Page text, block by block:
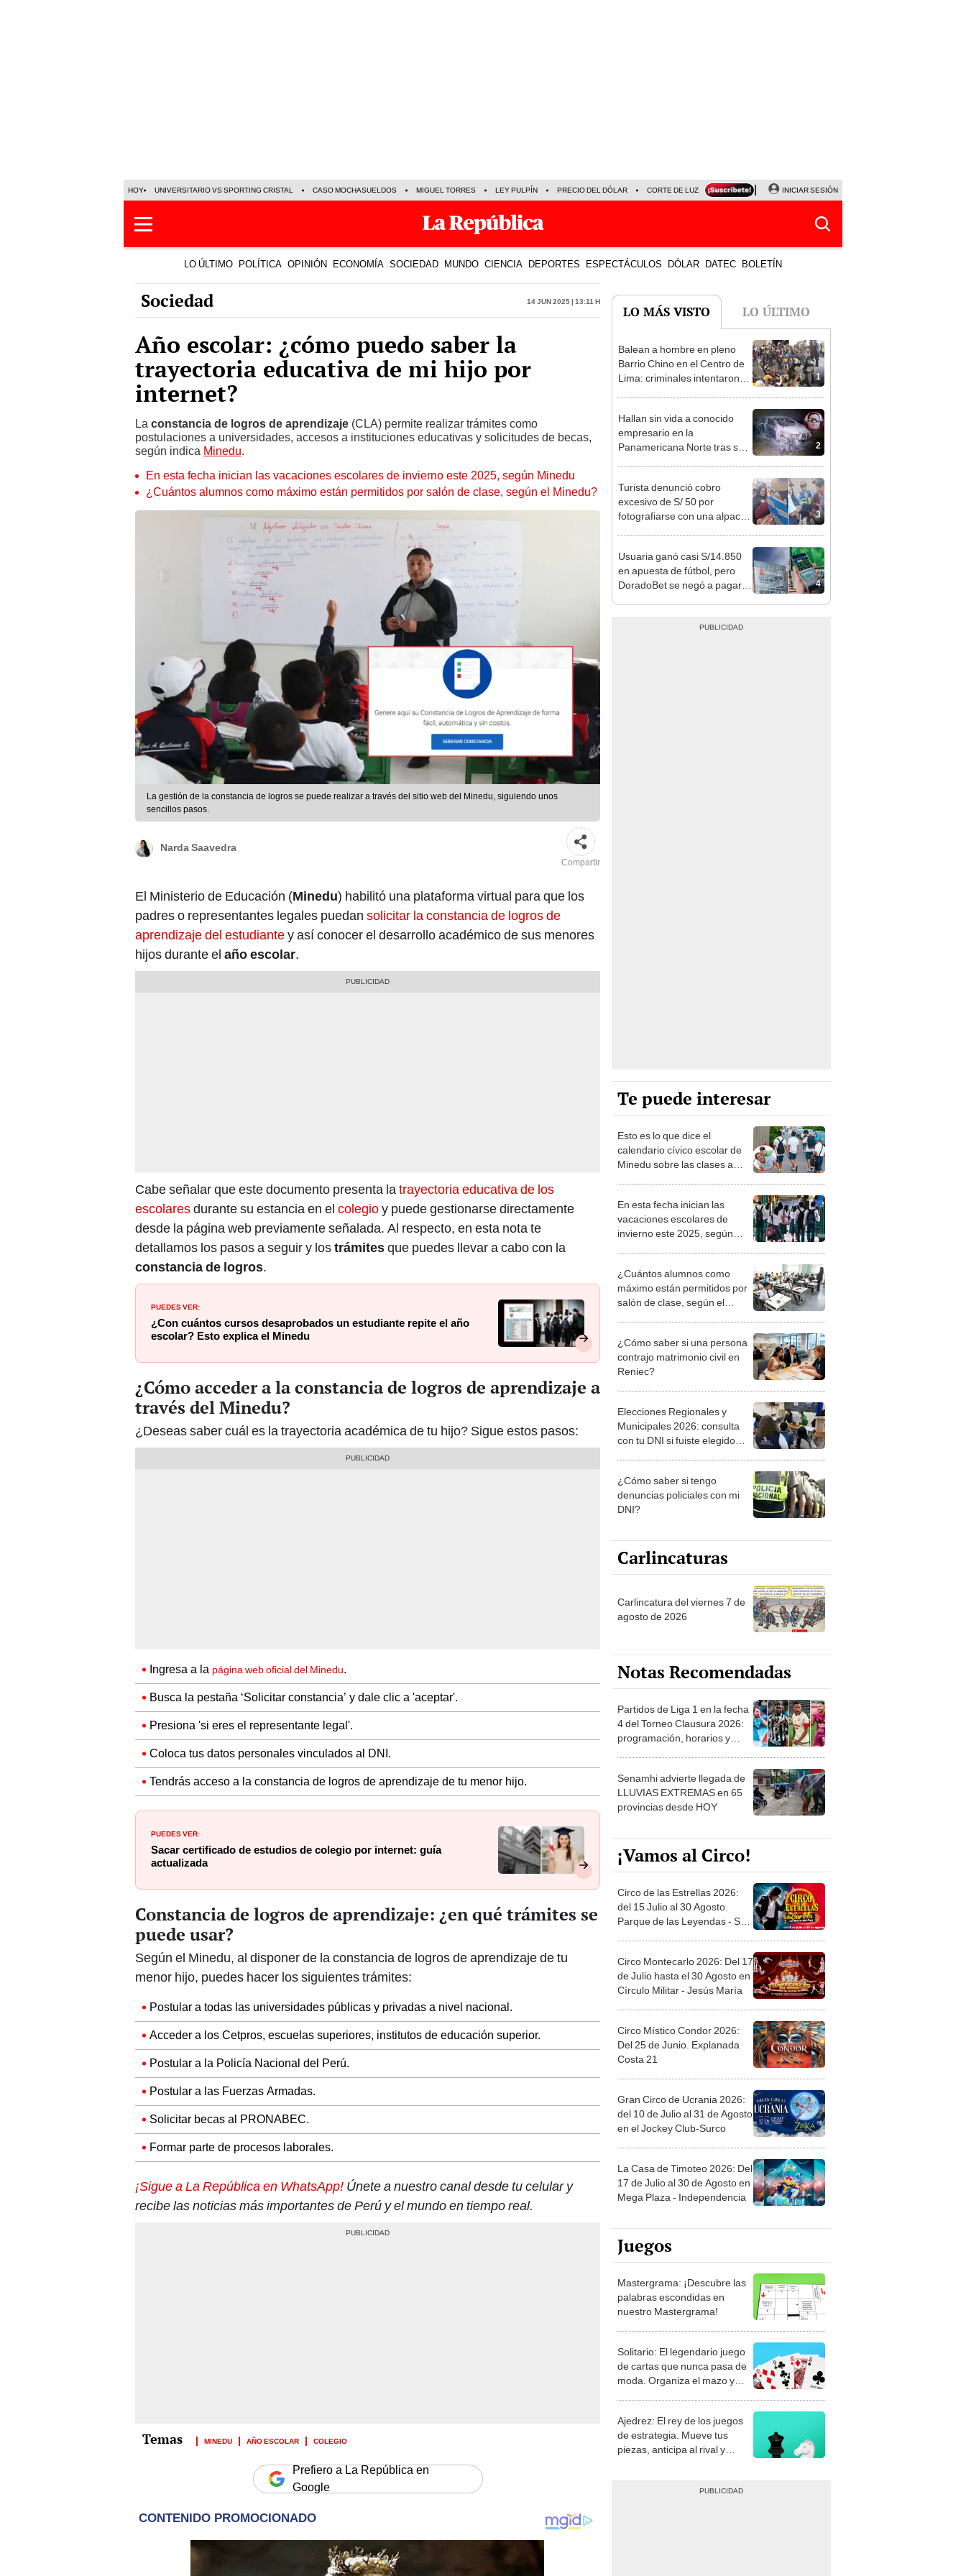
HOY UNIVERSITARIO VS SPORTING CRISTAL CASO MOCHASUELDOS MIGUEL TORRES LEY PULPÍN PRECIO DEL DÓLAR CORTE DE LUZ VIERNES 7 DE AGOSTO ALBERTO BENAVIDES
INICIAR SESIÓN
LO ÚLTIMO POLÍTICA OPINIÓN ECONOMÍA SOCIEDAD MUNDO CIENCIA DEPORTES ESPECTÁCULOS DÓLAR DATEC BOLETÍN
Sociedad 14 Jun 2025 | 13:11 h
Año escolar: ¿cómo puedo saber la
trayectoria educativa de mi hijo por
internet?
La constancia de logros de aprendizaje (CLA) permite realizar trámites como
postulaciones a universidades, accesos a instituciones educativas y solicitudes de becas,
según indica Minedu.
En esta fecha inician las vacaciones escolares de invierno este 2025, según Minedu
¿Cuántos alumnos como máximo están permitidos por salón de clase, según el Minedu?
La gestión de la constancia de logros se puede realizar a través del sitio web del Minedu, siguiendo unos
sencillos pasos.
Narda Saavedra
Compartir
El Ministerio de Educación (Minedu) habilitó una plataforma virtual para que los
padres o representantes legales puedan solicitar la constancia de logros de
aprendizaje del estudiantey así conocer el desarrollo académico de sus menores
hijos durante el año escolar.
Cabe señalar que este documento presenta latrayectoria educativa de los
escolaresdurante su estancia en el colegioy puede gestionarse directamente
desde la página web previamente señalada. Al respecto, en esta nota te
detallamos los pasos a seguir y lostrámitesque puedes llevar a cabo con la
constancia de logros.
PUEDES VER:
¿Con cuántos cursos desaprobados un estudiante repite el año
escolar? Esto explica el Minedu
¿Cómo acceder a la constancia de logros de aprendizaje a
través del Minedu?
¿Deseas saber cuál es la trayectoria académica de tu hijo? Sigue estos pasos:
Ingresa a la página web oficial del Minedu.
Busca la pestaña ‘Solicitar constancia’ y dale clic a 'aceptar'.
Presiona 'si eres el representante legal'.
Coloca tus datos personales vinculados al DNI.
Tendrás acceso a la constancia de logros de aprendizaje de tu menor hijo.
PUEDES VER:
Sacar certificado de estudios de colegio por internet: guía
actualizada
Constancia de logros de aprendizaje: ¿en qué trámites se
puede usar?
Según el Minedu, al disponer de la constancia de logros de aprendizaje de tu
menor hijo, puedes hacer los siguientes trámites:
Postular a todas las universidades públicas y privadas a nivel nacional.
Acceder a los Cetpros, escuelas superiores, institutos de educación superior.
Postular a la Policía Nacional del Perú.
Postular a las Fuerzas Armadas.
Solicitar becas al PRONABEC.
Formar parte de procesos laborales.
¡Sigue a La República en WhatsApp! Únete a nuestro canal desde tu celular y
recibe las noticias más importantes de Perú y el mundo en tiempo real.
MINEDU AÑO ESCOLAR COLEGIO
Prefiero a La República en
Google
LO MÁS VISTO LO ÚLTIMO
1
Balean a hombre en pleno
Barrio Chino en el Centro de
Lima: criminales intentaron
2
Hallan sin vida a conocido
empresario en la
Panamericana Norte tras ser
3
Turista denunció cobro
excesivo de S/ 50 por
fotografiarse con una alpaca
4
Usuaria ganó casi S/14.850
en apuesta de fútbol, pero
DoradoBet se negó a pagar:
Te puede interesar
Esto es lo que dice el
calendario cívico escolar de
Minedu sobre las clases a
En esta fecha inician las
vacaciones escolares de
invierno este 2025, según
¿Cuántos alumnos como
máximo están permitidos por
salón de clase, según el
¿Cómo saber si una persona
contrajo matrimonio civil en
Reniec?
Elecciones Regionales y
Municipales 2026: consulta
con tu DNI si fuiste elegido
la ONPE
¿Cómo saber si tengo
denuncias policiales con mi
DNI?
Carlincaturas
Carlincatura del viernes 7 de
agosto de 2026
Notas Recomendadas
Partidos de Liga 1 en la fecha
4 del Torneo Clausura 2026:
programación, horarios y
Senamhi advierte llegada de
LLUVIAS EXTREMAS en 65
provincias desde HOY
¡Vamos al Circo!
Circo de las Estrellas 2026:
del 15 Julio al 30 Agosto.
Parque de las Leyendas - San
Circo Montecarlo 2026: Del 17
de Julio hasta el 30 Agosto en
Círculo Militar - Jesús María
Circo Místico Condor 2026:
Del 25 de Junio. Explanada
Costa 21
Gran Circo de Ucrania 2026:
del 10 de Julio al 31 de Agosto
en el Jockey Club-Surco
La Casa de Timoteo 2026: Del
17 de Julio al 30 de Agosto en
Mega Plaza - Independencia
Juegos
Mastergrama: ¡Descubre las
palabras escondidas en
nuestro Mastergrama!
Solitario: El legendario juego
de cartas que nunca pasa de
moda. Organiza el mazo y
Ajedrez: El rey de los juegos
de estrategia. Mueve tus
piezas, anticipa al rival y